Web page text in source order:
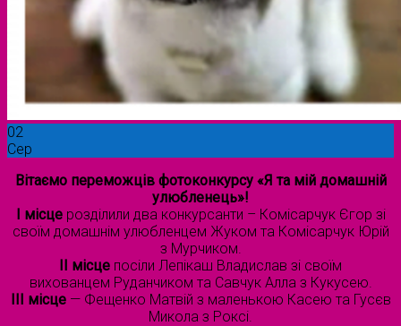
02
Сер
Вітаємо переможців фотоконкурсу «Я та мій домашній
улюбленець»!
І місцерозділили два конкурсанти – Комісарчук Єгор зі
своїм домашнім улюбленцем Жуком та Комісарчук Юрій
з Мурчиком.
II місце посіли Лепікаш Владислав зі своїм
вихованцем Руданчиком та Савчук Алла з Кукусею.
III місце —Фещенко Матвій з маленькою Касею та Гусєв
Микола з Роксі.